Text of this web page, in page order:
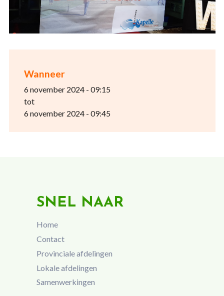
Wanneer
6 november 2024 - 09:15
tot
6 november 2024 - 09:45
SNEL NAAR
Home
Contact
Provinciale afdelingen
Lokale afdelingen
Samenwerkingen